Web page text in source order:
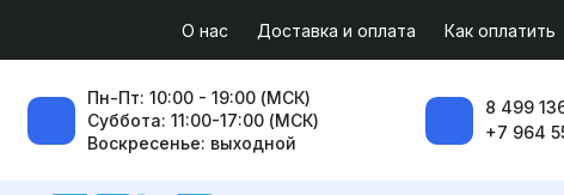
О нас Доставка и оплата Как оплатить
Пн-Пт: 10:00 - 19:00 (МСК)
Суббота: 11:00-17:00 (МСК)
Воскресенье: выходной
8 499
+7 964